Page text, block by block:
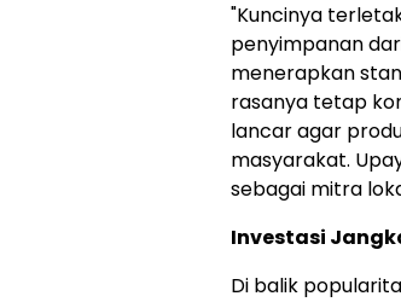
"Kuncinya
penyimpanan
menerapkan
rasanya tetap
lancar agar
masyarakat.
sebagai mitra
Investasi
Di balik